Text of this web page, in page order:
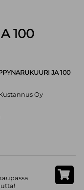
100
JA 100
Oy